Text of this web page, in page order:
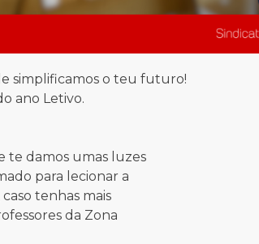
simplificamos o teu futuro!
ano Letivo.
te damos umas luzes
para lecionar a
tenhas mais
da Zona